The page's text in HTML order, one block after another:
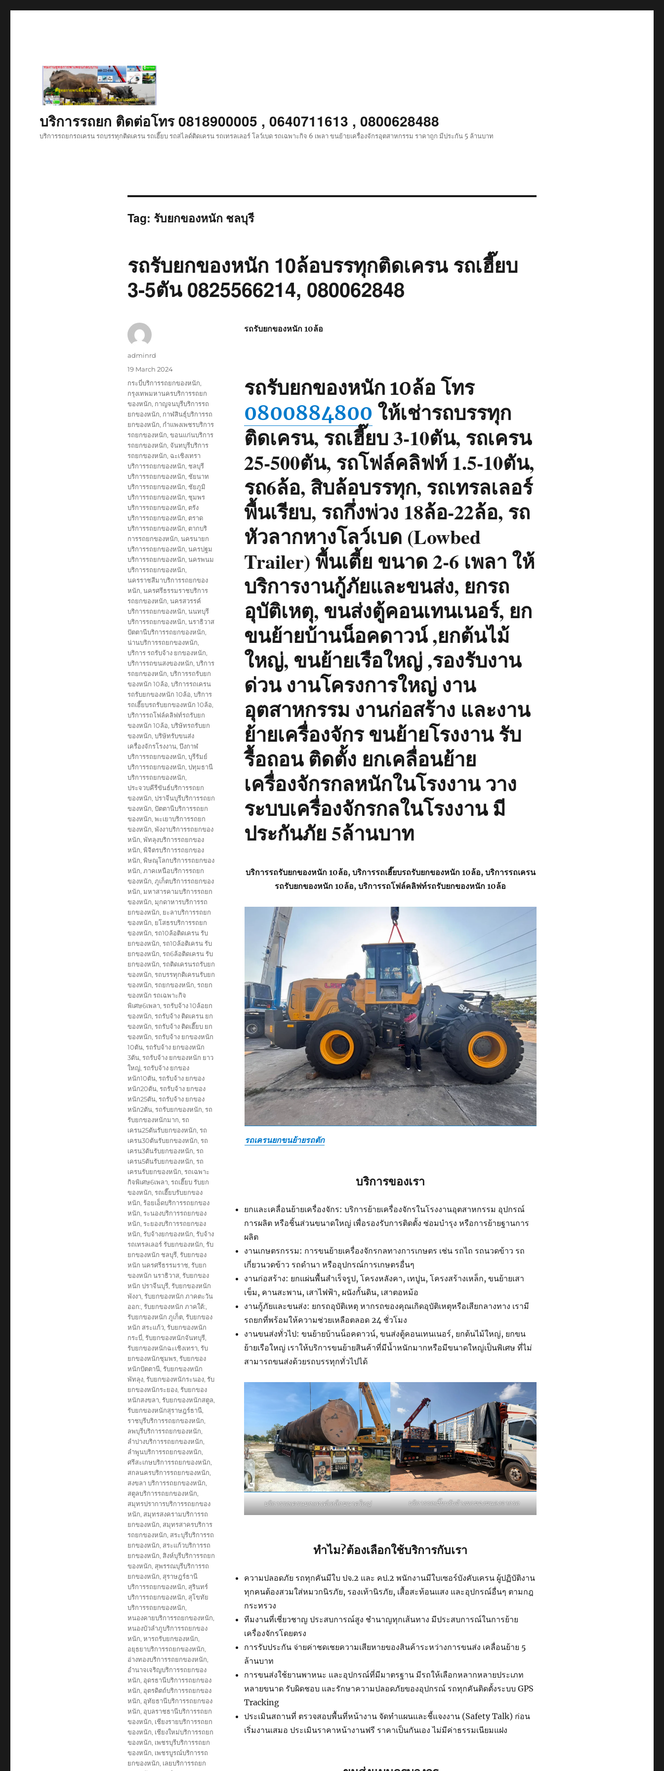
บริการรถยก ติดต่อโทร 0818900005 , 0640711613 , 0800628488
บริการรถยกรถเครน รถบรรทุกติดเครน รถเฮี๊ยบ รถสไลด์ติดเครน รถเทรลเลอร์ โลว์เบด รถเฉพาะกิจ 6 เพลา ขนย้ายเครื่องจักรอุตสาหกรรม ราคาถูก มีประกัน 5 ล้านบาท
Tag: รับยกของหนัก ชลบุรี
รถรับยกของหนัก 10ล้อบรรทุกติดเครน รถเฮี๊ยบ
3-5ตัน 0825566214, 080062848
รถรับยกของหนัก 10ล้อ
รถรับยกของหนัก 10ล้อ โทร
0800884800 ให้เช่ารถบรรทุก
ติดเครน, รถเฮี๊ยบ 3-10ตัน, รถเครน
25-500ตัน, รถโฟล์คลิฟท์ 1.5-10ตัน,
รถ6ล้อ, สิบล้อบรรทุก, รถเทรลเลอร์
พื้นเรียบ, รถกึ่งพ่วง 18ล้อ-22ล้อ, รถ
หัวลากหางโลว์เบด (Lowbed
Trailer) พื้นเตี้ย ขนาด 2-6 เพลา ให้
บริการงานกู้ภัยและขนส่ง, ยกรถ
อุบัติเหตุ, ขนส่งตู้คอนเทนเนอร์, ยก
ขนย้ายบ้านน็อคดาวน์ ,ยกต้นไม้
ใหญ่, ขนย้ายเรือใหญ่ ,รองรับงาน
ด่วน งานโครงการใหญ่ งาน
อุตสาหกรรม งานก่อสร้าง และงาน
ย้ายเครื่องจักร ขนย้ายโรงงาน รับ
รื้อถอน ติดตั้ง ยกเคลื่อนย้าย
เครื่องจักรกลหนักในโรงงาน วาง
ระบบเครื่องจักรกลในโรงงาน มี
ประกันภัย 5ล้านบาท
บริการรถรับยกของหนัก 10ล้อ, บริการรถเฮี๊ยบรถรับยกของหนัก 10ล้อ, บริการรถเครน
รถรับยกของหนัก 10ล้อ, บริการรถโฟล์คลิฟท์รถรับยกของหนัก 10ล้อ
รถเครนยกขนย้ายรถตัก
บริการของเรา
ยกและเคลื่อนย้ายเครื่องจักร: บริการย้ายเครื่องจักรในโรงงานอุตสาหกรรม อุปกรณ์
การผลิต หรือชิ้นส่วนขนาดใหญ่ เพื่อรองรับการติดตั้ง ซ่อมบำรุง หรือการย้ายฐานการ
ผลิต
งานเกษตรกรรม: การขนย้ายเครื่องจักรกลทางการเกษตร เช่น รถไถ รถนวดข้าว รถ
เกี่ยวนวดข้าว รถดำนา หรืออุปกรณ์การเกษตรอื่นๆ
งานก่อสร้าง: ยกแผ่นพื้นสำเร็จรูป, โครงหลังคา, เทปูน, โครงสร้างเหล็ก, ขนย้ายเสา
เข็ม, คานสะพาน, เสาไฟฟ้า, ผนังกั้นดิน, เสาตอหม้อ
งานกู้ภัยและขนส่ง: ยกรถอุบัติเหตุ หากรถของคุณเกิดอุบัติเหตุหรือเสียกลางทาง เรามี
รถยกที่พร้อมให้ความช่วยเหลือตลอด 24 ชั่วโมง
งานขนส่งทั่วไป: ขนย้ายบ้านน็อคดาวน์, ขนส่งตู้คอนเทนเนอร์, ยกต้นไม้ใหญ่, ยกขน
ย้ายเรือใหญ่ เราให้บริการขนย้ายสินค้าที่มีน้ำหนักมากหรือมีขนาดใหญ่เป็นพิเศษ ที่ไม่
สามารถขนส่งด้วยรถบรรทุกทั่วไปได้
บริการรถเครนยกแทงค์เหล็กขนาดใหญ่ บริการรถเฮี๊ยบรับจ้างยกของขนลงจากรถ
ทำไม?ต้องเลือกใช้บริการกับเรา
ความปลอดภัย รถทุกคันมีใบ ปจ.2 และ คป.2 พนักงานมีใบเซอร์บังคับเครน ผู้ปฏิบัติงาน
ทุกคนต้องสวมใส่หมวกนิรภัย, รองเท้านิรภัย, เสื้อสะท้อนแสง และอุปกรณ์อื่นๆ ตามกฎ
กระทรวง
ทีมงานที่เชี่ยวชาญ ประสบการณ์สูง ชำนาญทุกเส้นทาง มีประสบการณ์ในการย้าย
เครื่องจักรโดยตรง
การรับประกัน จ่ายค่าชดเชยความเสียหายของสินค้าระหว่างการขนส่ง เคลื่อนย้าย 5
ล้านบาท
การขนส่งใช้ยานพาหนะ และอุปกรณ์ที่มีมาตรฐาน มีรถให้เลือกหลากหลายประเภท
หลายขนาด รับผิดชอบ และรักษาความปลอดภัยของอุปกรณ์ รถทุกคันติดตั้งระบบ GPS
Tracking
ประเมินสถานที่ ตรวจสอบพื้นที่หน้างาน จัดทำแผนและชี้แจงงาน (Safety Talk) ก่อน
เริ่มงานเสมอ ประเมินราคาหน้างานฟรี ราคาเป็นกันเอง ไม่มีค่าธรรมเนียมแฝง
Author
adminrd
Posted
19 March 2024
Tags
กระบี่บริการรถยกของหนัก,
กรุงเทพมหานครบริการรถยก
ของหนัก, กาญจนบุรีบริการรถ
ยกของหนัก, กาฬสินธุ์บริการรถ
ยกของหนัก, กำแพงเพชรบริการ
รถยกของหนัก, ขอนแก่นบริการ
รถยกของหนัก, จันทบุรีบริการ
รถยกของหนัก, ฉะเชิงเทรา
บริการรถยกของหนัก, ชลบุรี
บริการรถยกของหนัก, ชัยนาท
บริการรถยกของหนัก, ชัยภูมิ
บริการรถยกของหนัก, ชุมพร
บริการรถยกของหนัก, ตรัง
บริการรถยกของหนัก, ตราด
บริการรถยกของหนัก, ตากบริ
การรถยกของหนัก, นครนายก
บริการรถยกของหนัก, นครปฐม
บริการรถยกของหนัก, นครพนม
บริการรถยกของหนัก,
นครราชสีมาบริการรถยกของ
หนัก, นครศรีธรรมราชบริการ
รถยกของหนัก, นครสวรรค์
บริการรถยกของหนัก, นนทบุรี
บริการรถยกของหนัก, นราธิวาส
ปัตตานีบริการรถยกของหนัก,
น่านบริการรถยกของหนัก,
บริการ รถรับจ้าง ยกของหนัก,
บริการรถขนสงของหนัก, บริการ
รถยกของหนัก, บริการรถรับยก
ของหนัก 10ล้อ, บริการรถเครน
รถรับยกของหนัก 10ล้อ, บริการ
รถเฮี๊ยบรถรับยกของหนัก 10ล้อ,
บริการรถโฟล์คลิฟท์รถรับยก
ของหนัก 10ล้อ, บริษัทรถรับยก
ของหนัก, บริษัทรับขนส่ง
เครื่องจักรโรงงาน, บึงกาฬ
บริการรถยกของหนัก, บุรีรัมย์
บริการรถยกของหนัก, ปทุมธานี
บริการรถยกของหนัก,
ประจวบคีรีขันธ์บริการรถยก
ของหนัก, ปราจีนบุรีบริการรถยก
ของหนัก, ปัตตานีบริการรถยก
ของหนัก, พะเยาบริการรถยก
ของหนัก, พังงาบริการรถยกของ
หนัก, พัทลุงบริการรถยกของ
หนัก, พิจิตรบริการรถยกของ
หนัก, พิษณุโลกบริการรถยกของ
หนัก, ภาคเหนือบริการรถยก
ของหนัก, ภูเก็ตบริการรถยกของ
หนัก, มหาสารคามบริการรถยก
ของหนัก, มุกดาหารบริการรถ
ยกของหนัก, ยะลาบริการรถยก
ของหนัก, ยโสธรบริการรถยก
ของหนัก, รถ10ล้อติดเครน รับ
ยกของหนัก, รถ10ล้อติเครน รับ
ยกของหนัก, รถ6ล้อติดเครน รับ
ยกของหนัก, รถติดเครนรถรับยก
ของหนัก, รถบรรทุกติเครนรับยก
ของหนัก, รถยกของหนัก, รถยก
ของหนัก รถเฉพาะกิจ
พิเศษ6เพลา, รถรับจ้าง 10ล้อยก
ของหนัก, รถรับจ้าง ติดเครน ยก
ของหนัก, รถรับจ้าง ติดเฮี๊ยบ ยก
ของหนัก, รถรับจ้าง ยกของหนัก
10ตัน, รถรับจ้าง ยกของหนัก
3ตัน, รถรับจ้าง ยกของหนัก ยาว
ใหญ่, รถรับจ้าง ยกของ
หนัก10ตัน, รถรับจ้าง ยกของ
หนัก20ตัน, รถรับจ้าง ยกของ
หนัก25ตัน, รถรับจ้าง ยกของ
หนัก2ตัน, รถรับยกของหนัก, รถ
รับยกของหนักมาก, รถ
เครน25ตันรับยกของหนัก, รถ
เครน30ตันรับยกของหนัก, รถ
เครน3ตันรับยกของหนัก, รถ
เครน5ตันรับยกของหนัก, รถ
เครนรับยกของหนัก, รถเฉพาะ
กิจพิเศษ6เพลา, รถเฮี๊ยบ รับยก
ของหนัก, รถเฮี๊ยบรับยกของ
หนัก, ร้อยเอ็ดบริการรถยกของ
หนัก, ระนองบริการรถยกของ
หนัก, ระยองบริการรถยกของ
หนัก, รับจ้างยกของหนัก, รับจ้าง
รถเทรลเลอร์ รับยกของหนัก, รับ
ยกของหนัก ชลบุรี, รับยกของ
หนัก นครศรีธรรมราช, รับยก
ของหนัก นราธิวาส, รับยกของ
หนัก ปราจีนบุรี, รับยกของหนัก
พังงา, รับยกของหนัก ภาคตะวัน
ออก:, รับยกของหนัก ภาคใต้:,
รับยกของหนัก ภูเก็ต, รับยกของ
หนัก สระแก้ว, รับยกของหนัก
กระบี่, รับยกของหนักจันทบุรี,
รับยกของหนักฉะเชิงเทรา, รับ
ยกของหนักชุมพร, รับยกของ
หนักปัตตานี, รับยกของหนัก
พัทลุง, รับยกของหนักระนอง, รับ
ยกของหนักระยอง, รับยกของ
หนักสงขลา, รับยกของหนักสตูล,
รับยกของหนักสุราษฎร์ธานี,
ราชบุรีบริการรถยกของหนัก,
ลพบุรีบริการรถยกของหนัก,
ลำปางบริการรถยกของหนัก,
ลำพูนบริการรถยกของหนัก,
ศรีสะเกษบริการรถยกของหนัก,
สกลนครบริการรถยกของหนัก,
สงขลา บริการรถยกของหนัก,
สตูลบริการรถยกของหนัก,
สมุทรปราการบริการรถยกของ
หนัก, สมุทรสงครามบริการรถ
ยกของหนัก, สมุทรสาครบริการ
รถยกของหนัก, สระบุรีบริการรถ
ยกของหนัก, สระแก้วบริการรถ
ยกของหนัก, สิงห์บุรีบริการรถยก
ของหนัก, สุพรรณบุรีบริการรถ
ยกของหนัก, สุราษฎร์ธานี
บริการรถยกของหนัก, สุรินทร์
บริการรถยกของหนัก, สุโขทัย
บริการรถยกของหนัก,
หนองคายบริการรถยกของหนัก,
หนองบัวลำภูบริการรถยกของ
หนัก, หารถรับยกของหนัก,
อยุธยาบริการรถยกของหนัก,
อ่างทองบริการรถยกของหนัก,
อำนาจเจริญบริการรถยกของ
หนัก, อุดรธานีบริการรถยกของ
หนัก, อุตรดิตถ์บริการรถยกของ
หนัก, อุทัยธานีบริการรถยกของ
หนัก, อุบลราชธานีบริการรถยก
ของหนัก, เชียงรายบริการรถยก
ของหนัก, เชียงใหม่บริการรถยก
ของหนัก, เพชรบุรีบริการรถยก
ของหนัก, เพชรบูรณ์บริการรถ
ยกของหนัก, เลยบริการรถยก